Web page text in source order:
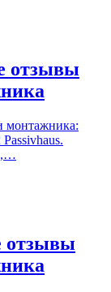
отзывы
монтажника:
отзывы